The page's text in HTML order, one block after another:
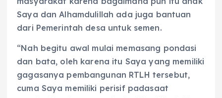
Saya dan Alhamdulillah ada juga bantuan
dari Pemerintah desa untuk semen.
“Nah begitu awal mulai memasang pondasi
dan bata, oleh karena itu Saya yang memiliki
gagasanya pembangunan RTLH tersebut,
cuma Saya memiliki perisif padasaat